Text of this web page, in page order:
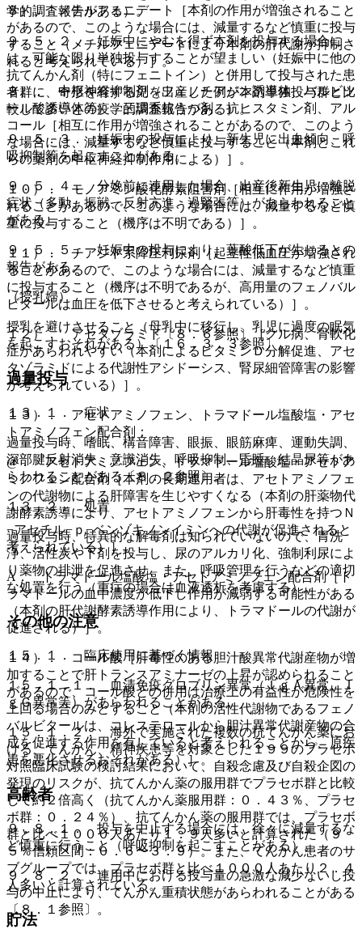
学的調査報告がある）。
９．５．２． 妊娠中にやむを得ず本剤を投与する場合に
は、可能な限り単独投与することが望ましい（妊娠中に他の
抗てんかん剤（特にフェニトイン）と併用して投与された患
者群に、奇形を有する児を出産した例が本剤単独投与群と比
較して多いとの疫学的調査報告がある）。
９．５．３． 妊娠中の投与により、新生児に出血傾向、呼
吸抑制等を起こすことがある。
９．５．４． 分娩前に連用した場合、出産後新生児に離脱
症状（多動、振戦、反射亢進、過緊張等）があらわれること
がある。
９．５．５． 妊娠中の投与により、葉酸低下が生じるとの
報告がある。
（授乳婦）
授乳を避けさせること（母乳中に移行し、乳児に過度の眠気
を起こすおそれがある）〔１６．３．３参照〕。
過量投与
１３．１． 症状
過量投与時、嗜眠、構音障害、眼振、眼筋麻痺、運動失調、
深部腱反射消失、意識消失、呼吸抑制、昏睡、結晶尿等があ
らわれることがある〔８．２参照〕。
１３．２． 処置
過量投与時、特異的な解毒剤は知られていないので、胃洗
浄、活性炭や下剤を投与し、尿のアルカリ化、強制利尿によ
り薬物の排泄を促進させ、また、呼吸管理を行うなどの適切
な処置を行う（重症の場合は血液透析を考慮する）。
その他の注意
１５．１． 臨床使用に基づく情報
１５．１．１． 血清免疫グロブリン異常（ＩｇＡ異常、Ｉ
ｇＧ異常等）があらわれることがある。
１５．１．２． 海外で実施された複数の抗てんかん薬にお
ける、てんかん、精神疾患等を対象とした１９９のプラセボ
対照臨床試験の検討結果において、自殺念慮及び自殺企図の
発現のリスクが、抗てんかん薬の服用群でプラセボ群と比較
して約２倍高く（抗てんかん薬服用群：０．４３％、プラセ
ボ群：０．２４％）、抗てんかん薬の服用群では、プラセボ
群と比べ１０００人あたり１．９人多いと計算された（９
５％信頼区間：０．６〜３．９）。また、てんかん患者のサ
ブグループでは、プラセボ群と比べ１０００人あたり２．４
人多いと計算されている。
貯法
８）． メチルフェニデート［本剤の作用が増強されること
があるので、このような場合には、減量するなど慎重に投与
すること（メチルフェニデートにより本剤の肝代謝が抑制さ
れると考えられている）］。
９）． 中枢神経抑制剤（フェノチアジン誘導体、バルビツ
ール酸誘導体等）、三環系抗うつ剤、抗ヒスタミン剤、アル
コール［相互に作用が増強されることがあるので、このよう
な場合には、減量するなど慎重に投与すること（本剤とこれ
らの薬剤の中枢神経抑制作用による）］。
１０）． モノアミン酸化酵素阻害剤［相互に作用が増強さ
れることがあるので、このような場合には、減量するなど慎
重に投与すること（機序は不明である）］。
１１）． チアジド系降圧利尿剤［起立性低血圧が増強され
ることがあるので、このような場合には、減量するなど慎重
に投与すること（機序は不明であるが、高用量のフェノバル
ビタールは血圧を低下させると考えられている）］。
１２）． アセタゾラミド〔８．６参照〕［クル病、骨軟化
症があらわれやすい（本剤によるビタミンＤ分解促進、アセ
タゾラミドによる代謝性アシドーシス、腎尿細管障害の影響
が考えられている）］。
１３）． アセトアミノフェン、トラマドール塩酸塩・アセ
トアミノフェン配合剤：
@． アセトアミノフェン、トラマドール塩酸塩・アセトア
ミノフェン配合剤［本剤の長期連用者は、アセトアミノフェ
ンの代謝物による肝障害を生じやすくなる（本剤の肝薬物代
謝酵素誘導により、アセトアミノフェンから肝毒性を持つＮ
−アセチル−ｐ−ベンゾキノンイミンへの代謝が促進されると
考えられている）］。
A． トラマドール塩酸塩・アセトアミノフェン配合剤［ト
ラマドールの血中濃度が低下し作用が減弱する可能性がある
（本剤の肝代謝酵素誘導作用により、トラマドールの代謝が
促進される）］。
１４）． コール酸［肝毒性のある胆汁酸異常代謝産物が増
加することで肝トランスアミナーゼの上昇が認められること
があるので、コール酸との併用は治療上の有益性が危険性を
上回る場合のみとすること（本剤の活性代謝物であるフェノ
バルビタールは、コレステロールから胆汁異常代謝産物の合
成を促進する作用を有していると考えられることから、原疾
患を悪化させるおそれがある）］。
高齢者
９．８．１． 投与を中止する場合には、徐々に減量するな
ど慎重に行うこと（呼吸抑制を起こすことがある）。
９．８．２． 連用中における投与量の急激な減少ないし投
与の中止により、てんかん重積状態があらわれることがある
〔８．１参照〕。